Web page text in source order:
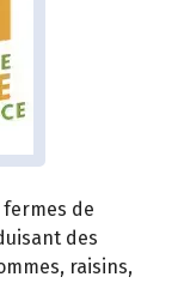
fermes de
des
raisins,